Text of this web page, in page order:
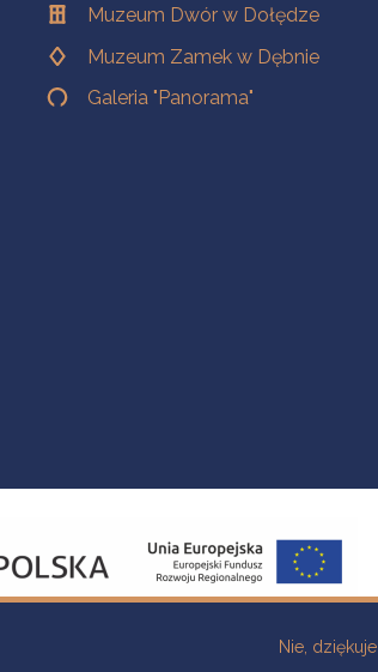
Muzeum Dwór w Dołędze
Muzeum Zamek w Dębnie
Galeria "Panorama"
Nie, dziękuje